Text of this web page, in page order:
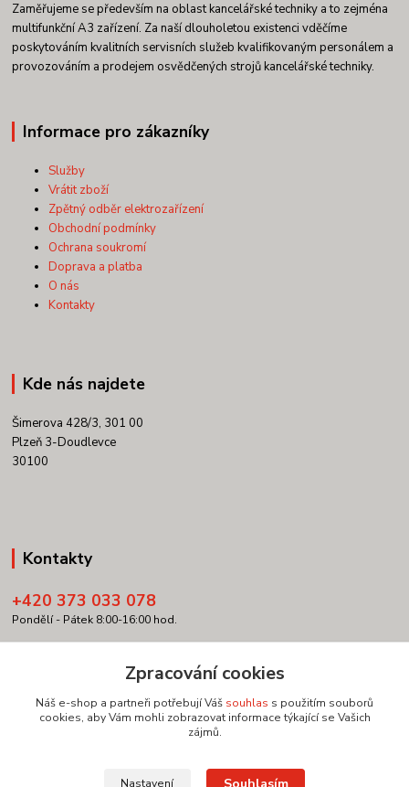
Zaměřujeme se především na oblast kancelářské techniky a to zejména
multifunkční A3 zařízení. Za naší dlouholetou existenci vděčíme
poskytováním kvalitních servisních služeb kvalifikovaným personálem a
provozováním a prodejem osvědčených strojů kancelářské techniky.
Informace pro zákazníky
Služby
Vrátit zboží
Zpětný odběr elektrozařízení
Obchodní podmínky
Ochrana soukromí
Doprava a platba
O nás
Kontakty
Kde nás najdete
Šimerova 428/3, 301 00
Plzeň 3-Doudlevce
30100
Kontakty
+420 373 033 078
Pondělí - Pátek 8:00-16:00 hod.
Upravit sběr cookies.
Zpracování cookies
Náš e-shop a partneři potřebují Váš souhlas s použitím souborů
cookies, aby Vám mohli zobrazovat informace týkající se Vašich
zájmů.
Nastavení